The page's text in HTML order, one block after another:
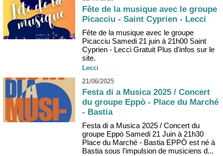
Fête de la musique avec le groupe
Picacciu - Saint Cyprien - Lecci
Fête de la musique avec le groupe
Picacciu Samedi 21 juin à 21h00 Saint
Cyprien - Lecci Gratuit Plus d'infos sur le
site.
Lecci
21/06/2025
Festa di a Musica 2025 / Concert
du groupe Eppò - Place du Marché
- Bastia
Festa di a Musica 2025 / Concert du
groupe Eppò Samedi 21 Juin à 21h30
Place du Marché - Bastia EPPÒ est né à
Bastia sous l’impulsion de musiciens d...